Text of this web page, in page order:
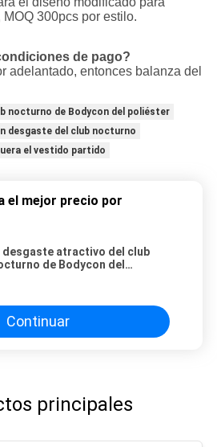
300pcs por estilo.
de pago?
adelantado, entonces balanza del
nocturno de Bodycon del poliéster
desgaste del club nocturno
el vestido partido
el mejor precio por
desgaste atractivo del club
de Bodycon del
Continuar
principales